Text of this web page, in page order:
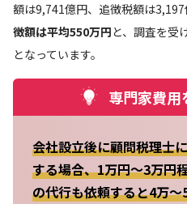
額は9,741億円、追徴税額は3,197
徴額は平均550万円と、調査を受
となっています。
専門家費
会社設立後に顧問税理士
する場合、1万円～3万円
の代行も依頼すると4万